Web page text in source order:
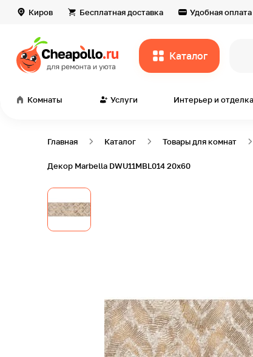
Киров Бесплатная доставка Удобная оплата
Каталог
Комнаты Услуги Интерьер и отделка
Главная Каталог Товары для комнат
Декор Marbella DWU11MBL014 20х60